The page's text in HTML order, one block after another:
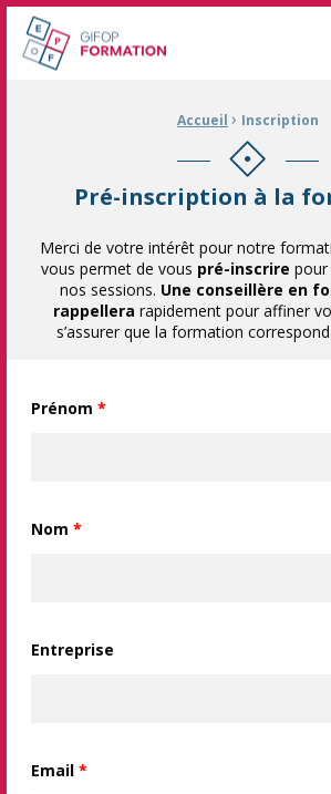
GIFOP Formation Centre de formation
Accueil › Inscription
Pré-inscription à la
Merci de votre intérêt pour notre
vous permet de vous pré-inscrire pour
nos sessions. Une conseillère en
rappellera rapidement pour affiner
s’assurer que la formation
Prénom *
Nom *
Entreprise
Email *